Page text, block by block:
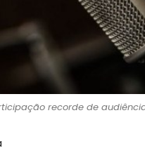
recorde de